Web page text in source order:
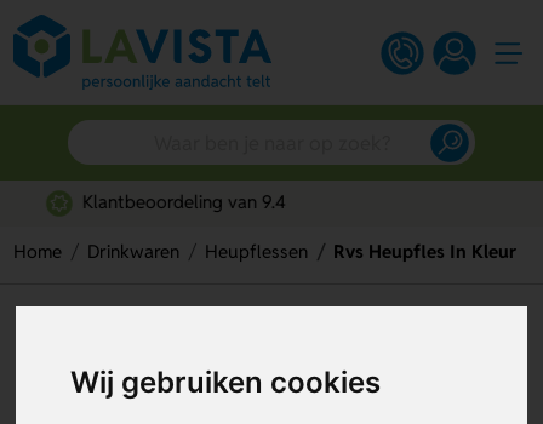
Wij gebruiken cookies
Snelle persoonlijke service
Home Drinkwaren Heupflessen Rvs Heupfles In Kleur
Artikelnummer:81805